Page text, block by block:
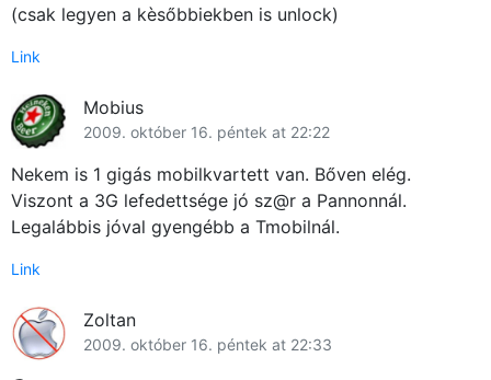
(csak legyen a kèsőbbiekben is unlock)
Link
Mobius
2009. október 16. péntek at 22:22
Nekem is 1 gigás mobilkvartett van. Bőven elég.
Viszont a 3G lefedettsége jó sz@r a Pannonnál.
Legalábbis jóval gyengébb a Tmobilnál.
Link
Zoltan
2009. október 16. péntek at 22:33